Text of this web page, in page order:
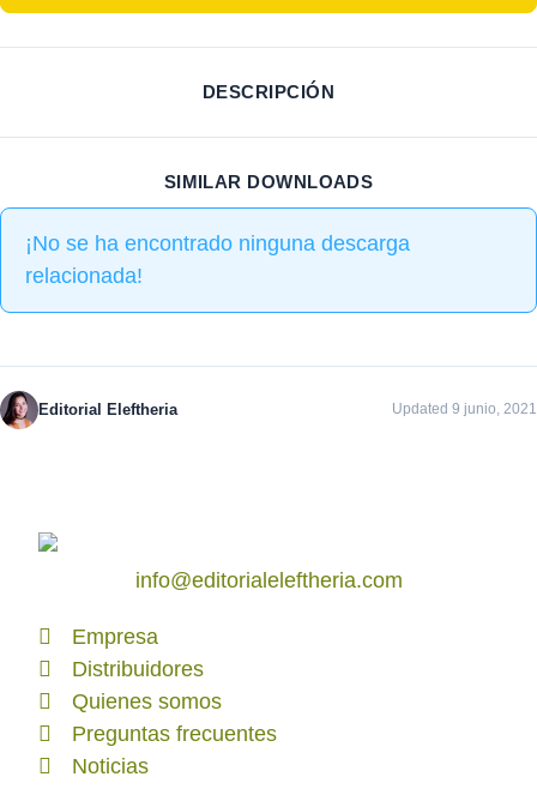
DESCRIPCIÓN
SIMILAR DOWNLOADS
¡No se ha encontrado ninguna descarga
relacionada!
Editorial Eleftheria Updated 9 junio, 2021
info@editorialeleftheria.com
Empresa
Distribuidores
Quienes somos
Preguntas frecuentes
Noticias